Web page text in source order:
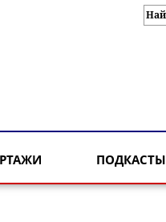
ПОДКАСТЫ